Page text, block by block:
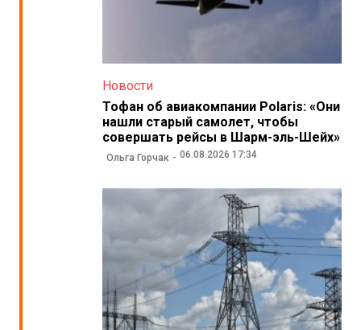
Новости
Тофан об авиакомпании Polaris: «Они
нашли старый самолет, чтобы
совершать рейсы в Шарм-эль-Шейх»
Ольга Горчак 06.08.2026 17:34